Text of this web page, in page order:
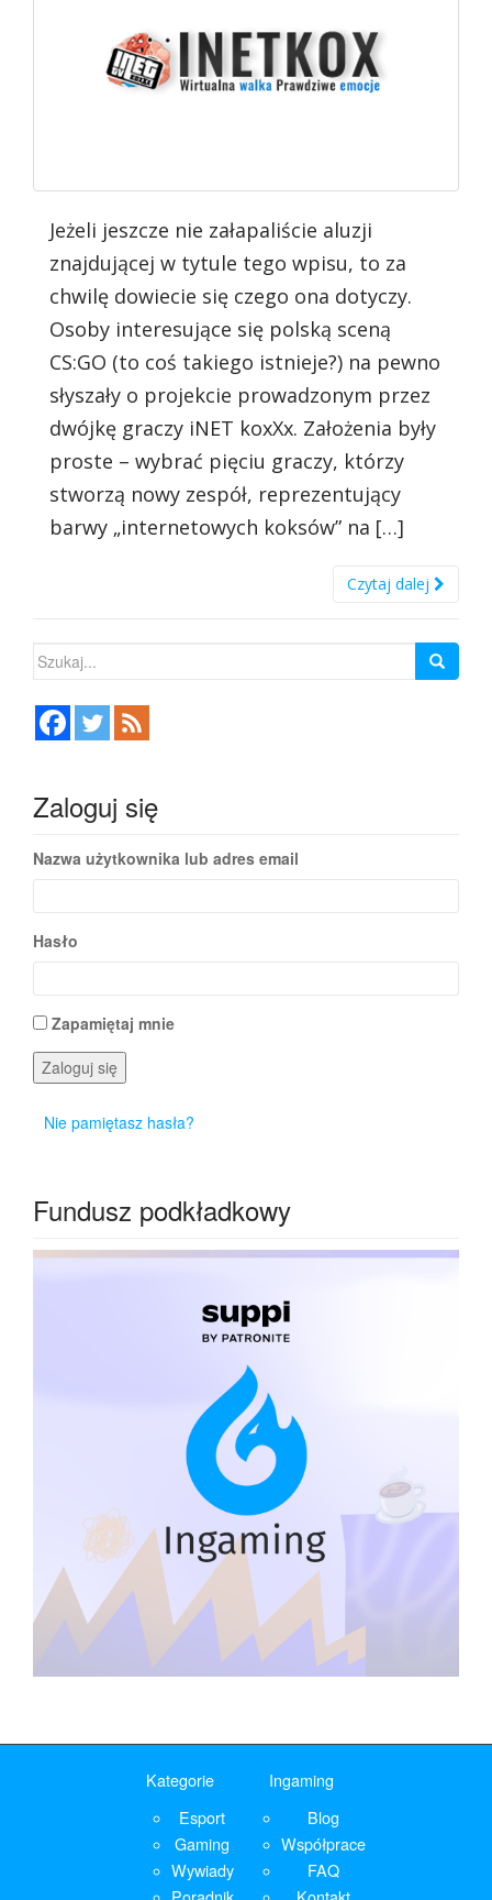
Jeżeli jeszcze nie załapaliście aluzji
znajdującej w tytule tego wpisu, to za
chwilę dowiecie się czego ona dotyczy.
Osoby interesujące się polską sceną
CS:GO (to coś takiego istnieje?) na pewno
słyszały o projekcie prowadzonym przez
dwójkę graczy iNET koxXx. Założenia były
proste – wybrać pięciu graczy, którzy
stworzą nowy zespół, reprezentujący
barwy „internetowych koksów” na […]
Czytaj dalej
Szukaj:
Zaloguj się
Nazwa użytkownika lub adres email
Hasło
Zapamiętaj mnie
Zaloguj się
Nie pamiętasz hasła?
Fundusz podkładkowy
Kategorie
Esport
Gaming
Wywiady
Ingaming
Blog
Współprace
FAQ